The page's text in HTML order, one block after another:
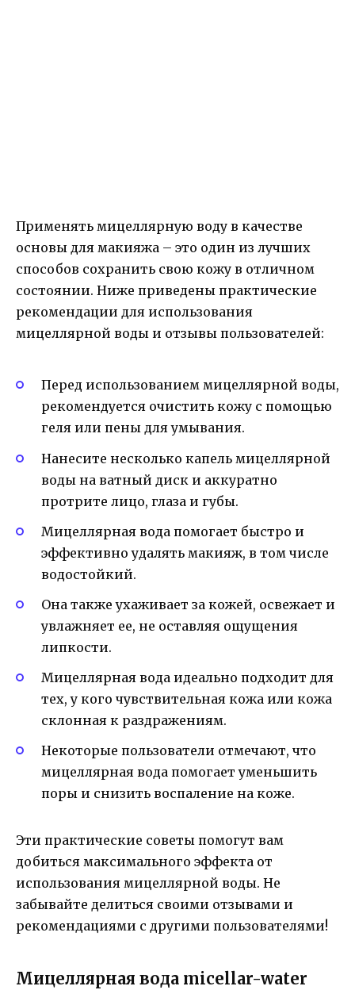
Применять мицеллярную воду в качестве
основы для макияжа – это один из лучших
способов сохранить свою кожу в отличном
состоянии. Ниже приведены практические
рекомендации для использования
мицеллярной воды и отзывы пользователей:
Перед использованием мицеллярной воды,
рекомендуется очистить кожу с помощью
геля или пены для умывания.
Нанесите несколько капель мицеллярной
воды на ватный диск и аккуратно
протрите лицо, глаза и губы.
Мицеллярная вода помогает быстро и
эффективно удалять макияж, в том числе
водостойкий.
Она также ухаживает за кожей, освежает и
увлажняет ее, не оставляя ощущения
липкости.
Мицеллярная вода идеально подходит для
тех, у кого чувствительная кожа или кожа
склонная к раздражениям.
Некоторые пользователи отмечают, что
мицеллярная вода помогает уменьшить
поры и снизить воспаление на коже.
Эти практические советы помогут вам
добиться максимального эффекта от
использования мицеллярной воды. Не
забывайте делиться своими отзывами и
рекомендациями с другими пользователями!
Мицеллярная вода micellar-water